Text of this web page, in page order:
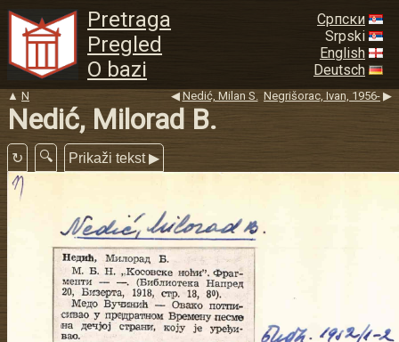
Pretraga
Pregled
O bazi
Српски
Srpski
English
Deutsch
▲ N ◀ Nedić, Milan S. Negrišorac, Ivan, 1956- ▶
Nedić, Milorad B.